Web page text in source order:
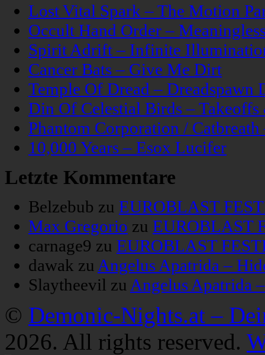
Lost Vital Spark – The Motion
Occult Hand Order –
Spirit Adrift – Infinite
Cancer Bats – Give Me Dirt
Temple Of Dread – Dreadspawn
Din Of Celestial Birds –
Phantom Corporation /
10,000 Years – Esox Lucifer
Letzte Kommentare
Belzebub zu EUROBLAST
Max Gregorio zu EUROBLAST
carnage9 zu EUROBLAST
dawak zu Angelus Apatrida –
Slaytheevil zu Angelus Apatrida
© Demonic-Nights.at –
2026. All rights reserved.